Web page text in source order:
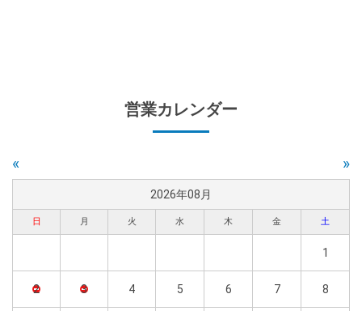
営業カレンダー
« »
2026年08月
日 月 火 水 木 金 土
1
2 3 4 5 6 7 8